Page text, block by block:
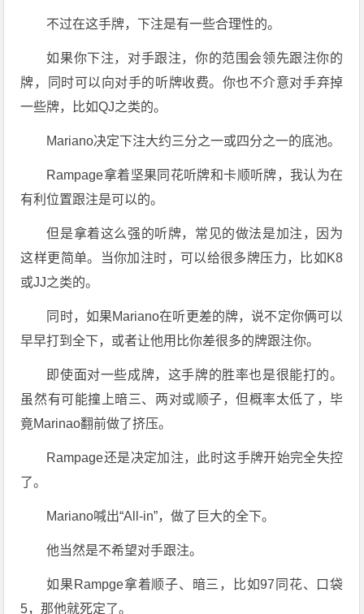
不过在这手牌，下注是有一些合理性的。
如果你下注，对手跟注，你的范围会领先跟注你的
牌，同时可以向对手的听牌收费。你也不介意对手弃掉
一些牌，比如QJ之类的。
Mariano决定下注大约三分之一或四分之一的底池。
Rampage拿着坚果同花听牌和卡顺听牌，我认为在
有利位置跟注是可以的。
但是拿着这么强的听牌，常见的做法是加注，因为
这样更简单。当你加注时，可以给很多牌压力，比如K8
或JJ之类的。
同时，如果Mariano在听更差的牌，说不定你俩可以
早早打到全下，或者让他用比你差很多的牌跟注你。
即使面对一些成牌，这手牌的胜率也是很能打的。
虽然有可能撞上暗三、两对或顺子，但概率太低了，毕
竟Marinao翻前做了挤压。
Rampage还是决定加注，此时这手牌开始完全失控
了。
Mariano喊出“All-in”，做了巨大的全下。
他当然是不希望对手跟注。
如果Rampge拿着顺子、暗三，比如97同花、口袋
5，那他就死定了。